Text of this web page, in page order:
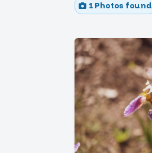
1 Photos found